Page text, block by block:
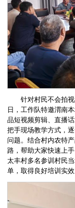
针对村民不会拍
日，工作队特邀渭南
品短视频剪辑、直播
把手现场教学方式，
问题。结合村内农特
路，帮助大家快速上
太丰村多名参训村民
单，取得良好培训实效